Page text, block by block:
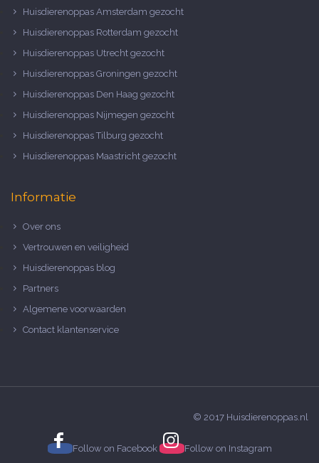
Huisdierenoppas Amsterdam gezocht
Huisdierenoppas Rotterdam gezocht
Huisdierenoppas Utrecht gezocht
Huisdierenoppas Groningen gezocht
Huisdierenoppas Den Haag gezocht
Huisdierenoppas Nijmegen gezocht
Huisdierenoppas Tilburg gezocht
Huisdierenoppas Maastricht gezocht
Informatie
Over ons
Vertrouwen en veiligheid
Huisdierenoppas blog
Partners
Algemene voorwaarden
Contact klantenservice
© 2017 Huisdierenoppas.nl
Follow on Facebook Follow on Instagram